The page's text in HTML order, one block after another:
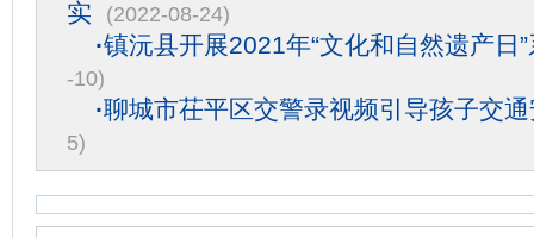
实 (2022-08-24)
·镇沅县开展2021年“文化和自然遗产日
-10)
·聊城市茌平区交警录视频引导孩子交
5)